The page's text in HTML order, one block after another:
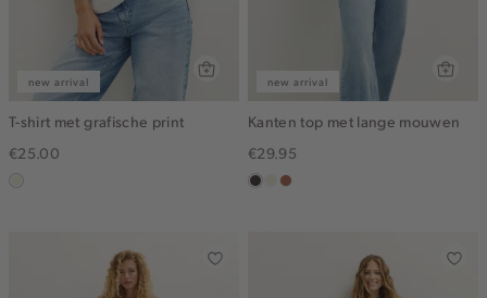
new arrival
T-shirt met grafische print
€25.00
new arrival
Kanten top met lange mouwen
€29.95
choco
ecruterracotta